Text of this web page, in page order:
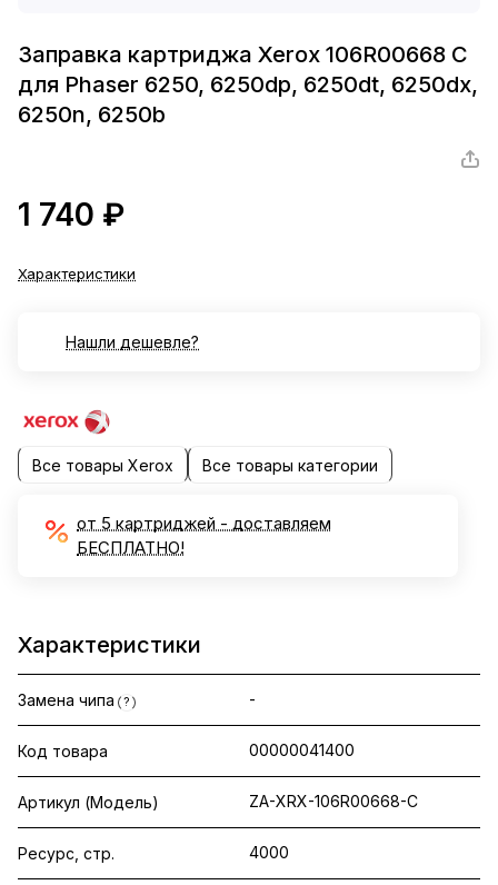
Заправка картриджа Xerox 106R00668 C
для Phaser 6250, 6250dp, 6250dt, 6250dx,
6250n, 6250b
1 740 ₽
Характеристики
Нашли дешевле?
Все товары Xerox Все товары категории
от 5 картриджей - доставляем
БЕСПЛАТНО!
Характеристики
Замена чипа ? -
Код товара 00000041400
Артикул (Модель) ZA-XRX-106R00668-C
Ресурс, стр. 4000